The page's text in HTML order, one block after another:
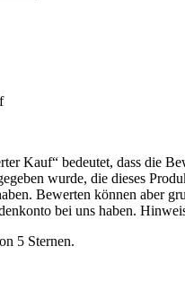
Kauf“ bedeutet, dass die
wurde, die dieses
Bewerten können aber
bei uns haben.
5 Sternen.